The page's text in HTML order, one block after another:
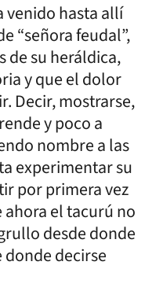
venido hasta allí
“señora feudal”,
de su heráldica,
y que el dolor
Decir, mostrarse,
y poco a
nombre a las
experimentar su
por primera vez
ahora el tacurú no
desde donde
decirse